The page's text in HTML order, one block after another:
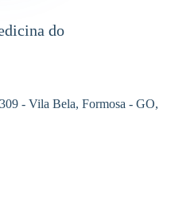
do
- Vila Bela, Formosa - GO,